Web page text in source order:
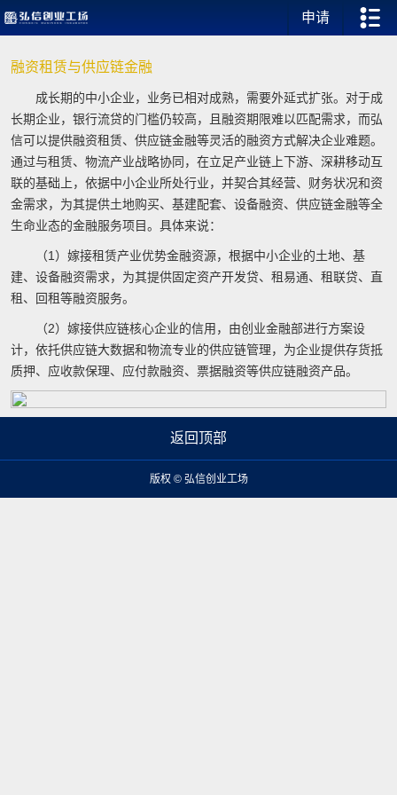
申请
融资租赁与供应链金融
成长期的中小企业，业务已相对成熟，需要外延式扩张。对于成
长期企业，银行流贷的门槛仍较高，且融资期限难以匹配需求，而弘
信可以提供融资租赁、供应链金融等灵活的融资方式解决企业难题。
通过与租赁、物流产业战略协同，在立足产业链上下游、深耕移动互
联的基础上，依据中小企业所处行业，并契合其经营、财务状况和资
金需求，为其提供土地购买、基建配套、设备融资、供应链金融等全
生命业态的金融服务项目。具体来说：
（1）嫁接租赁产业优势金融资源，根据中小企业的土地、基
建、设备融资需求，为其提供固定资产开发贷、租易通、租联贷、直
租、回租等融资服务。
（2）嫁接供应链核心企业的信用，由创业金融部进行方案设
计，依托供应链大数据和物流专业的供应链管理，为企业提供存货抵
质押、应收款保理、应付款融资、票据融资等供应链融资产品。
返回顶部
版权 © 弘信创业工场